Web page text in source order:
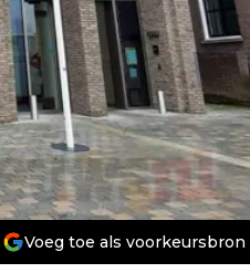
Voeg toe als voorkeursbron